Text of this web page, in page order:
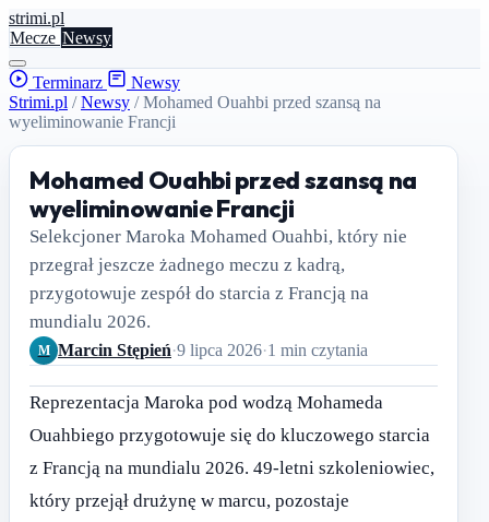
strimi.pl
Mecze Newsy
Terminarz
Newsy
Strimi.pl / Newsy / Mohamed Ouahbi przed szansą na
wyeliminowanie Francji
Mohamed Ouahbi przed szansą na
wyeliminowanie Francji
Selekcjoner Maroka Mohamed Ouahbi, który nie
przegrał jeszcze żadnego meczu z kadrą,
przygotowuje zespół do starcia z Francją na
mundialu 2026.
M Marcin Stępień·9 lipca 2026·1 min czytania
Reprezentacja Maroka pod wodzą Mohameda
Ouahbiego przygotowuje się do kluczowego starcia
z Francją na mundialu 2026. 49-letni szkoleniowiec,
który przejął drużynę w marcu, pozostaje